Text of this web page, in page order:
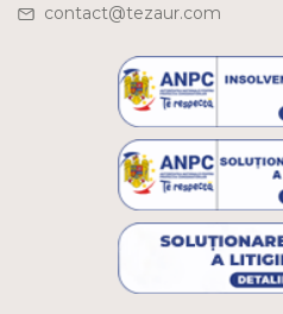
contact@tezaur.com